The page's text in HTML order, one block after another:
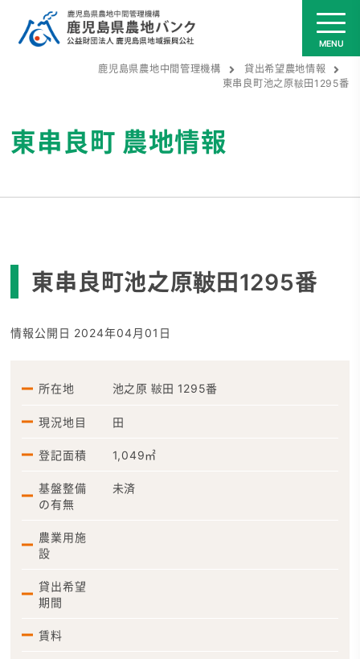
鹿児島県農地中間管理機構
貸出希望農地情報
東串良町池之原鞁田1295番
東串良町 農地情報
東串良町池之原鞁田1295番
情報公開日 2024年04月01日
所在地 池之原 鞁田 1295番
現況地目 田
登記面積 1,049㎡
基盤整備
の有無
未済
農業用施
設
貸出希望
期間
賃料